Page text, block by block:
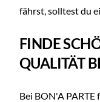
fährst, solltest du
FINDE
QUALITÄT
Bei BON'A